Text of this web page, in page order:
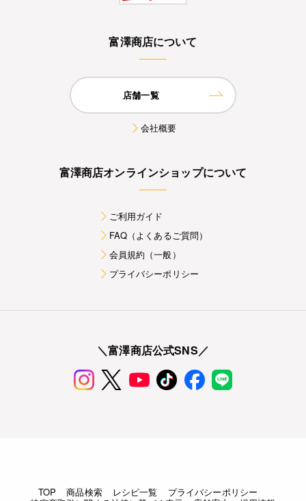
富澤商店について
店舗一覧
会社概要
富澤商店オンラインショップについて
ご利用ガイド
FAQ（よくあるご質問）
会員規約（一般）
プライバシーポリシー
＼富澤商店公式SNS／
TOP 商品検索 レシピ一覧
プライバシーポリシー